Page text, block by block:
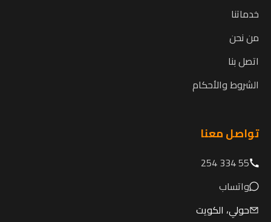
خدماتنا
من نحن
اتصل بنا
الشروط والأحكام
تواصل معنا
55 334 254
واتساب
حولي، الكويت